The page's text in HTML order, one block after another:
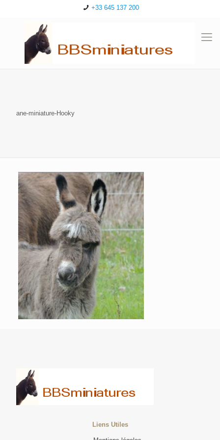
+33 645 137 200
ane-miniature-Hooky
Liens Utiles